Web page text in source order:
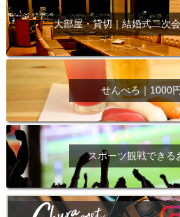
大部屋・貸切｜結婚式二次
せんべろ｜1000
スポーツ観戦できる